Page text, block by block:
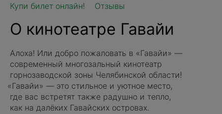
Купи билет онлайн!
Отзывы
О кинотеатре Гавайи
Алоха! Или добро пожаловать в «Гавайи» —
современный многозальный кинотеатр
горнозаводской зоны Челябинской области!
«Гавайи» — это стильное и уютное место,
где вас встретят также радушно и тепло,
как на далёких Гавайских островах.